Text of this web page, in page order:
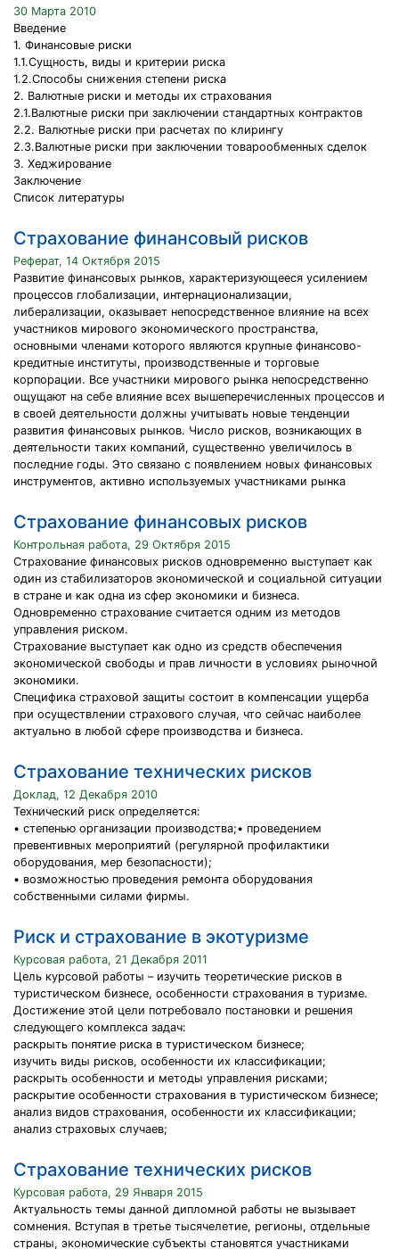
30 Марта 2010
Введение
1. Финансовые риски
1.1.Сущность, виды и критерии риска
1.2.Способы снижения степени риска
2. Валютные риски и методы их страхования
2.1.Валютные риски при заключении стандартных контрактов
2.2. Валютные риски при расчетах по клирингу
2.3.Валютные риски при заключении товарообменных сделок
3. Хеджирование
Заключение
Список литературы
Страхование финансовый рисков
Реферат, 14 Октября 2015
Развитие финансовых рынков, характеризующееся усилением
процессов глобализации, интернационализации,
либерализации, оказывает непосредственное влияние на всех
участников мирового экономического пространства,
основными членами которого являются крупные финансово-
кредитные институты, производственные и торговые
корпорации. Все участники мирового рынка непосредственно
ощущают на себе влияние всех вышеперечисленных процессов и
в своей деятельности должны учитывать новые тенденции
развития финансовых рынков. Число рисков, возникающих в
деятельности таких компаний, существенно увеличилось в
последние годы. Это связано с появлением новых финансовых
инструментов, активно используемых участниками рынка
Страхование финансовых рисков
Контрольная работа, 29 Октября 2015
Страхование финансовых рисков одновременно выступает как
один из стабилизаторов экономической и социальной ситуации
в стране и как одна из сфер экономики и бизнеса.
Одновременно страхование считается одним из методов
управления риском.
Страхование выступает как одно из средств обеспечения
экономической свободы и прав личности в условиях рыночной
экономики.
Специфика страховой защиты состоит в компенсации ущерба
при осуществлении страхового случая, что сейчас наиболее
актуально в любой сфере производства и бизнеса.
Страхование технических рисков
Доклад, 12 Декабря 2010
Технический риск определяется:
• степенью организации производства;• проведением
превентивных мероприятий (регулярной профилактики
оборудования, мер безопасности);
• возможностью проведения ремонта оборудования
собственными силами фирмы.
Риск и страхование в экотуризме
Курсовая работа, 21 Декабря 2011
Цель курсовой работы – изучить теоретические рисков в
туристическом бизнесе, особенности страхования в туризме.
Достижение этой цели потребовало постановки и решения
следующего комплекса задач:
раскрыть понятие риска в туристическом бизнесе;
изучить виды рисков, особенности их классификации;
раскрыть особенности и методы управления рисками;
раскрытие особенности страхования в туристическом бизнесе;
анализ видов страхования, особенности их классификации;
анализ страховых случаев;
Страхование технических рисков
Курсовая работа, 29 Января 2015
Актуальность темы данной дипломной работы не вызывает
сомнения. Вступая в третье тысячелетие, регионы, отдельные
страны, экономические субъекты становятся участниками